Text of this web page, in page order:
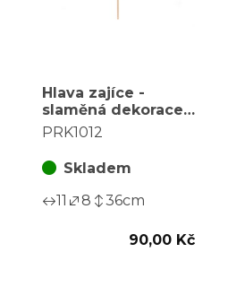
Hlava zajíce -
slaměná dekorace,
zápich, hnědá
PRK1012
Skladem
11
8 36cm
90,00 Kč